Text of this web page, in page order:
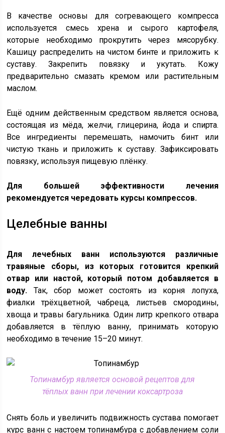
В качестве основы для согревающего компресса
используется смесь хрена и сырого картофеля,
которые необходимо прокрутить через мясорубку.
Кашицу распределить на чистом бинте и приложить к
суставу. Закрепить повязку и укутать. Кожу
предварительно смазать кремом или растительным
маслом.
Ещё одним действенным средством является основа,
состоящая из мёда, желчи, глицерина, йода и спирта.
Все ингредиенты перемешать, намочить бинт или
чистую ткань и приложить к суставу. Зафиксировать
повязку, используя пищевую плёнку.
Для большей эффективности лечения
рекомендуется чередовать курсы компрессов.
Целебные ванны
Для лечебных ванн используются различные
травяные сборы, из которых готовится крепкий
отвар или настой, который потом добавляется в
воду. Так, сбор может состоять из корня лопуха,
фиалки трёхцветной, чабреца, листьев смородины,
хвоща и травы багульника. Один литр крепкого отвара
добавляется в тёплую ванну, принимать которую
необходимо в течение 15–20 минут.
Топинамбур является основой рецептов для
тёплых ванн при лечении коксартроза
Снять боль и увеличить подвижность сустава помогает
курс ванн с настоем топинамбура с добавлением соли